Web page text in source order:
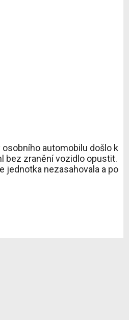
automobilu došlo k
bez zranění vozidlo opustit.
jednotka nezasahovala a po